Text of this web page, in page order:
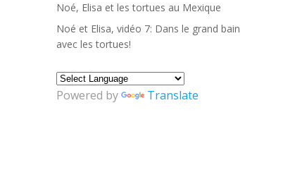
Noé, Elisa et les tortues au Mexique
Noé et Elisa, vidéo 7: Dans le grand bain
avec les tortues!
Powered by Translate